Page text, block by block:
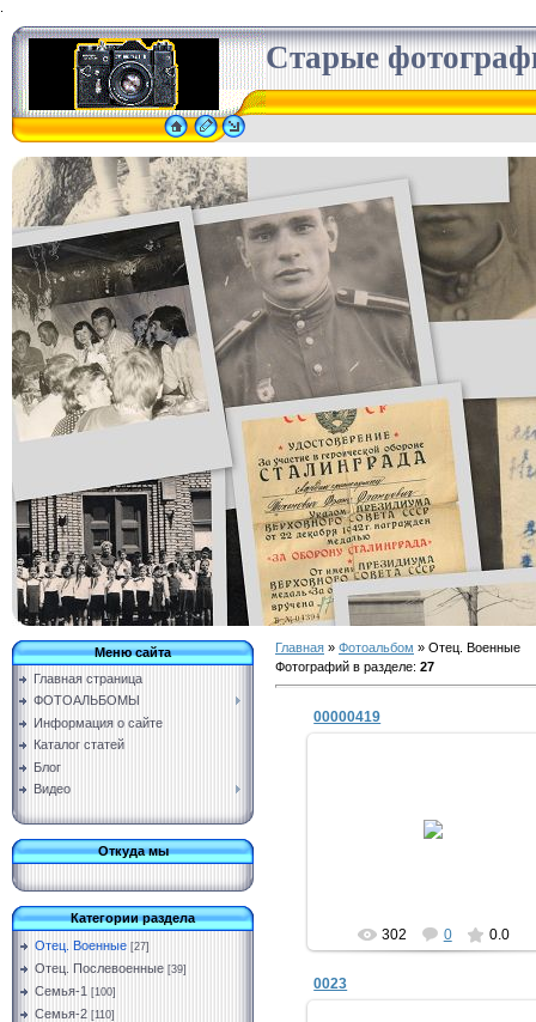
Старые
Меню сайта
Главная страница
ФОТОАЛЬБОМЫ
Информация о сайте
Каталог статей
Блог
Видео
Откуда мы
Категории раздела
Отец. Военные [27]
Отец. Послевоенные [39]
Семья-1 [100]
Семья-2 [110]
Главная » Фотоальбом » Отец. Военные
Фотографий в разделе: 27
00000419
302 0 0.0
0023